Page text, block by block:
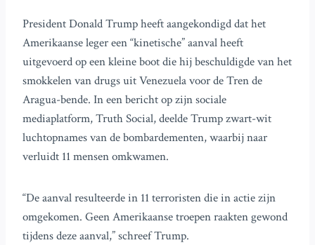
President Donald Trump heeft aangekondigd dat het
Amerikaanse leger een “kinetische” aanval heeft
uitgevoerd op een kleine boot die hij beschuldigde van het
smokkelen van drugs uit Venezuela voor de Tren de
Aragua-bende. In een bericht op zijn sociale
mediaplatform, Truth Social, deelde Trump zwart-wit
luchtopnames van de bombardementen, waarbij naar
verluidt 11 mensen omkwamen.
“De aanval resulteerde in 11 terroristen die in actie zijn
omgekomen. Geen Amerikaanse troepen raakten gewond
tijdens deze aanval,” schreef Trump.